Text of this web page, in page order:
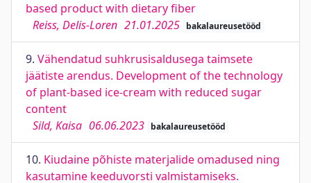
based product with dietary fiber
Reiss, Delis-Loren 21.01.2025 bakalaureusetööd
9. Vähendatud suhkrusisaldusega taimsete
jäätiste arendus. Development of the technology
of plant-based ice-cream with reduced sugar
content
Sild, Kaisa 06.06.2023 bakalaureusetööd
10. Kiudaine põhiste materjalide omadused ning
kasutamine keeduvorsti valmistamiseks.